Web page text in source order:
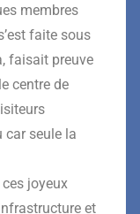
membres
faite sous
faisait preuve
centre de
siteurs
car seule la
joyeux
et